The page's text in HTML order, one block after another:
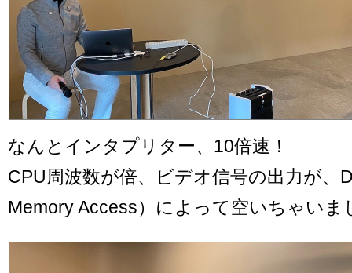
なんとインタプリター、10倍速！
CPU周波数が倍、ビデオ信号の出力が、
Memory Access）によって空いちゃいま